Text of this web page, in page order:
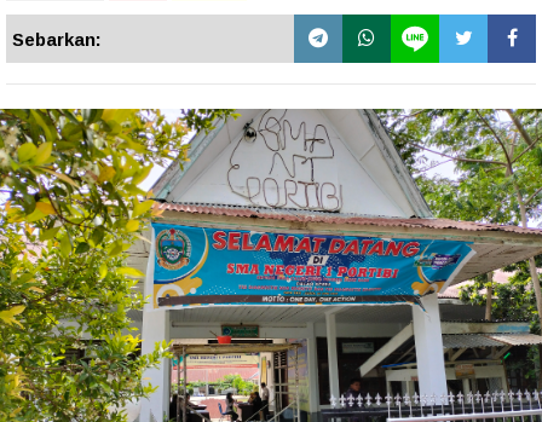
Sebarkan: